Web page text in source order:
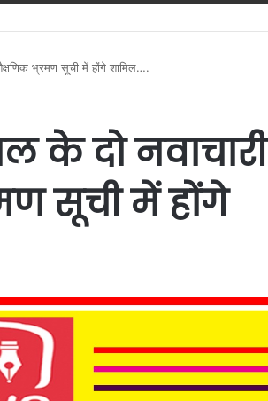
भ्रमण सूची में होंगे शामिल….
के दो नवाचारी
सूची में होंगे